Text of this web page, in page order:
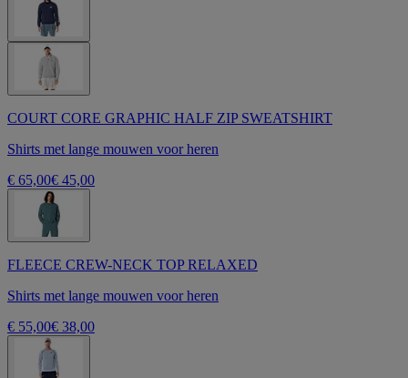
COURT CORE GRAPHIC HALF ZIP SWEATSHIRT
Shirts met lange mouwen voor heren
€ 65,00€ 45,00
FLEECE CREW-NECK TOP RELAXED
Shirts met lange mouwen voor heren
€ 55,00€ 38,00